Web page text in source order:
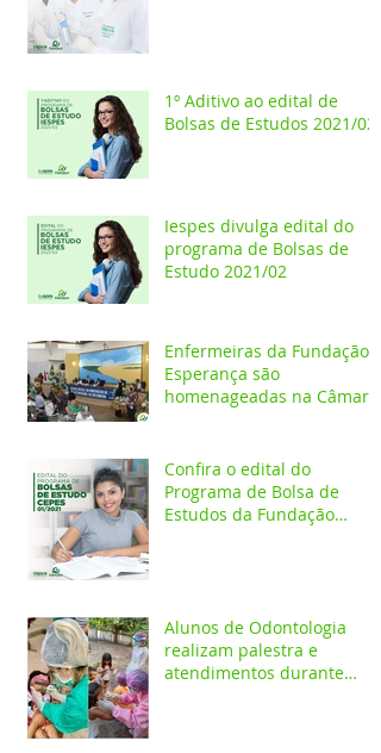
1º Aditivo ao edital de
Bolsas de Estudos 2021/02
Iespes divulga edital do
programa de Bolsas de
Estudo 2021/02
Enfermeiras da Fundação
Esperança são
homenageadas na Câmara
Confira o edital do
Programa de Bolsa de
Estudos da Fundação
Alunos de Odontologia
realizam palestra e
atendimentos durante